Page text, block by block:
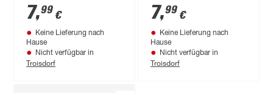
7,99 €
Keine Lieferung nach
Hause
Nicht verfügbar in
Troisdorf
mm
7,99 €
Keine Lieferung nach
Hause
Nicht verfügbar in
Troisdorf